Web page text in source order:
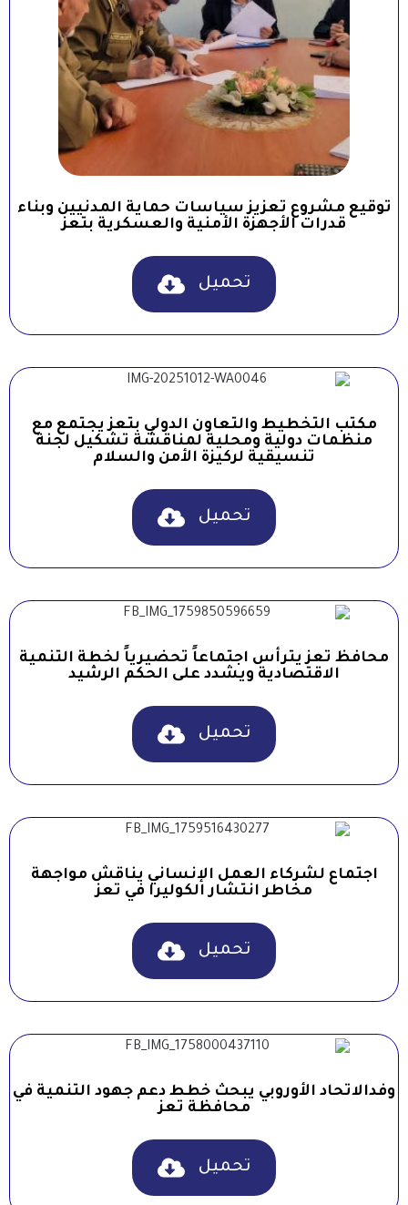
توقيع مشروع تعزيز سياسات حماية المدنيين وبناء
قدرات الأجهزة الأمنية والعسكرية بتعز
تحميل
مكتب التخطيط والتعاون الدولي بتعز يجتمع مع
منظمات دولية ومحلية لمناقشة تشكيل لجنة
تنسيقية لركيزة الأمن والسلام
تحميل
محافظ تعز يترأس اجتماعاً تحضيرياً لخطة التنمية
الاقتصادية ويشدد على الحكم الرشيد
تحميل
اجتماع لشركاء العمل الإنساني يناقش مواجهة
مخاطر انتشار الكوليرا في تعز
تحميل
وفدالاتحاد الأوروبي يبحث خطط دعم جهود التنمية في
محافظة تعز
تحميل